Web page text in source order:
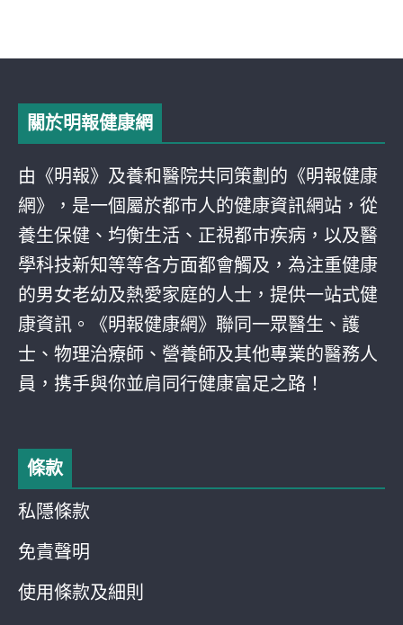
關於明報健康網
由《明報》及養和醫院共同策劃的《明報健康
網》，是一個屬於都巿人的健康資訊網站，從
養生保健、均衡生活、正視都巿疾病，以及醫
學科技新知等等各方面都會觸及，為注重健康
的男女老幼及熱愛家庭的人士，提供一站式健
康資訊。《明報健康網》聯同一眾醫生、護
士、物理治療師、營養師及其他專業的醫務人
員，携手與你並肩同行健康富足之路！
條款
私隱條款
免責聲明
使用條款及細則